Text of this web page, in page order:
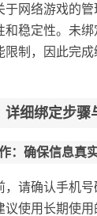
于网络游戏的
和稳定性。未
限制，因此完
详细绑定步骤
：确保信息真
请确认手机号
议使用长期使